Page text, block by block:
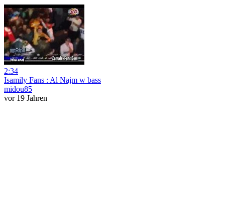
2:34
Isamily Fans : Al Najm w bass
midou85
vor 19 Jahren